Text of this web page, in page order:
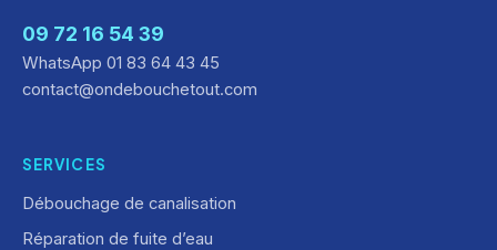
09 72 16 54 39
WhatsApp 01 83 64 43 45
contact@ondebouchetout.com
SERVICES
Débouchage de canalisation
Réparation de fuite d’eau